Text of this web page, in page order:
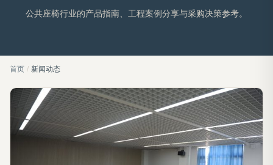
公共座椅行业的产品指南、工程案例分享与采购决策参考。
首页 / 新闻动态